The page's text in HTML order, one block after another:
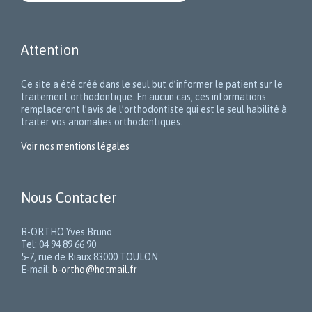
Attention
Ce site a été créé dans le seul but d’informer le patient sur le
traitement orthodontique. En aucun cas, ces informations
remplaceront l’avis de l’orthodontiste qui est le seul habilité à
traiter vos anomalies orthodontiques.
Voir nos mentions légales
Nous Contacter
B-ORTHO Yves Bruno
Tel: 04 94 89 66 90
5-7, rue de Riaux 83000 TOULON
E-mail: b-ortho@hotmail.fr